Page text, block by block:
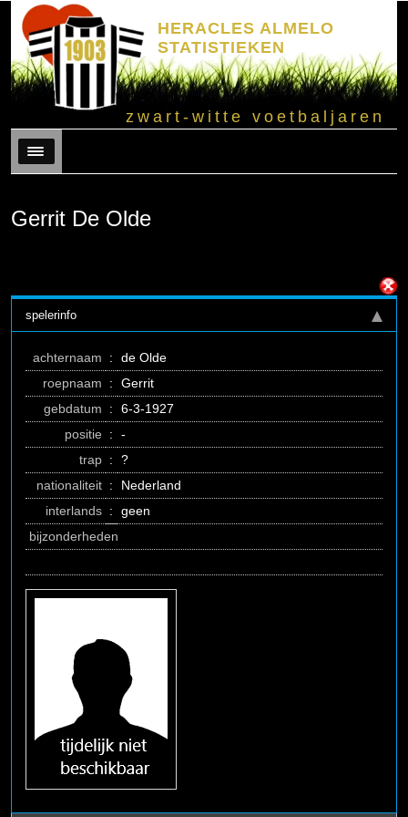
HERACLES ALMELO
STATISTIEKEN
zwart-witte voetbaljaren
Menu
Gerrit De Olde
spelerinfo
achternaam :
de Olde
roepnaam
:
Gerrit
gebdatum
:
6-3-1927
positie :
-
trap :
?
nationaliteit :
Nederland
interlands :
geen
bijzonderheden